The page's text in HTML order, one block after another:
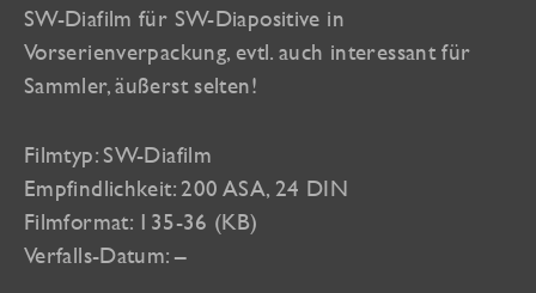
SW-Diafilm für SW-Diapositive in
Vorserienverpackung, evtl. auch interessant für
Sammler, äußerst selten!
Filmtyp: SW-Diafilm
Empfindlichkeit: 200 ASA, 24 DIN
Filmformat: 135-36 (KB)
Verfalls-Datum: –